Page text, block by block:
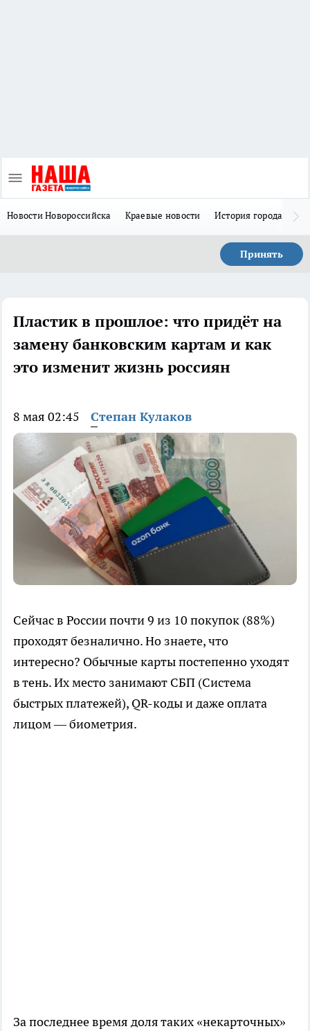
Новости Новороссийска Краевые новости История города Н
Принять
Пластик в прошлое: что придёт на
замену банковским картам и как
это изменит жизнь россиян
8 мая 02:45 Степан Кулаков
Сейчас в России почти 9 из 10 покупок (88%)
проходят безналично. Но знаете, что
интересно? Обычные карты постепенно уходят
в тень. Их место занимают СБП (Система
быстрых платежей), QR-коды и даже оплата
лицом — биометрия.
За последнее время доля таких «некарточных»